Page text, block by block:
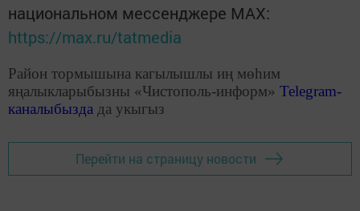
национальном мессенджере MАХ:
https://max.ru/tatmedia
Район тормышына кагылышлы иң мөһим
яңалыкларыбызны «Чистополь-информ» Telegram-
каналыбызда да укыгыз
Перейти на страницу новости